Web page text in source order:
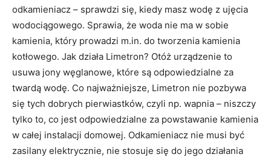
odkamieniacz – sprawdzi się, kiedy masz wodę z ujęcia
wodociągowego. Sprawia, że woda nie ma w sobie
kamienia, który prowadzi m.in. do tworzenia kamienia
kotłowego. Jak działa Limetron? Otóż urządzenie to
usuwa jony węglanowe, które są odpowiedzialne za
twardą wodę. Co najważniejsze, Limetron nie pozbywa
się tych dobrych pierwiastków, czyli np. wapnia – niszczy
tylko to, co jest odpowiedzialne za powstawanie kamienia
w całej instalacji domowej. Odkamieniacz nie musi być
zasilany elektrycznie, nie stosuje się do jego działania